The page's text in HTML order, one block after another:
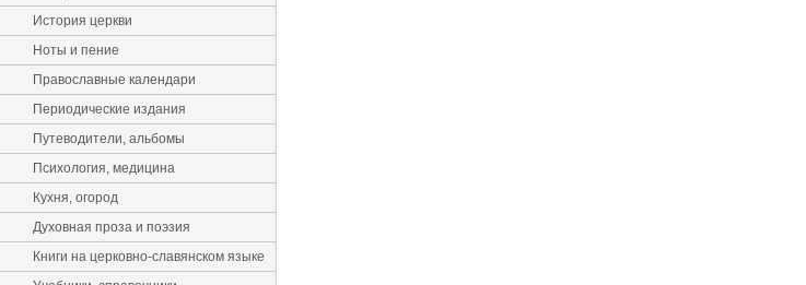
История церкви
Ноты и пение
Православные календари
Периодические издания
Путеводители, альбомы
Психология, медицина
Кухня, огород
Духовная проза и поэзия
Книги на церковно-славянском языке